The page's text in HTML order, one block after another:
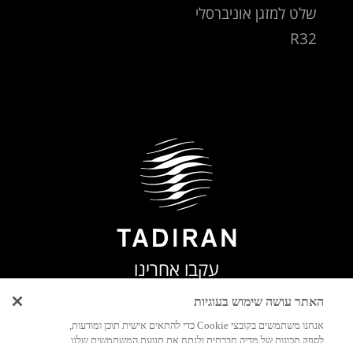
שלט למזגן אוניברסלי
R32
עקבו אחרינו
האתר עושה שימוש בעוגיות
אנחנו משתמשים בקובצי Cookie כדי להתאים אישית תוכן ומודעות,
לספק תכונות של מדיה חברתית ולנתח את תנועת המשתמשים שלנו.